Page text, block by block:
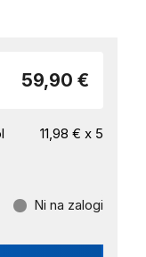
59,90 €
11,98 € x 5
Ni na zalogi